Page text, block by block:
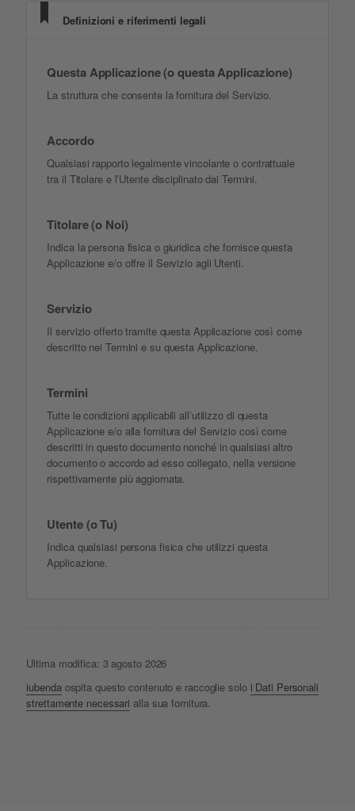
Definizioni e riferimenti legali
Questa Applicazione (o questa Applicazione)
La struttura che consente la fornitura del Servizio.
Accordo
Qualsiasi rapporto legalmente vincolante o contrattuale
tra il Titolare e l’Utente disciplinato dai Termini.
Titolare (o Noi)
Indica la persona fisica o giuridica che fornisce questa
Applicazione e/o offre il Servizio agli Utenti.
Servizio
Il servizio offerto tramite questa Applicazione così come
descritto nei Termini e su questa Applicazione.
Termini
Tutte le condizioni applicabili all’utilizzo di questa
Applicazione e/o alla fornitura del Servizio così come
descritti in questo documento nonché in qualsiasi altro
documento o accordo ad esso collegato, nella versione
rispettivamente più aggiornata.
Utente (o Tu)
Indica qualsiasi persona fisica che utilizzi questa
Applicazione.
Ultima modifica: 3 agosto 2026
iubendaospita questo contenuto e raccoglie solo i Dati Personali
strettamente necessari alla sua fornitura.